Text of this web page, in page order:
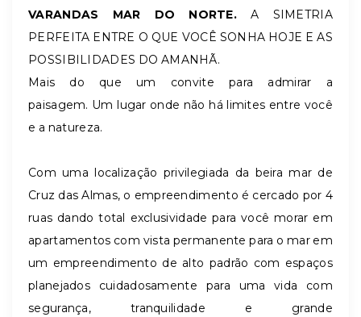
VARANDAS MAR DO NORTE. A SIMETRIA
PERFEITA ENTRE O QUE VOCÊ SONHA HOJE E AS
POSSIBILIDADES DO AMANHÃ.
Mais do que um convite para admirar a
paisagem. Um lugar onde não há limites entre você
e a natureza.
Com uma localização privilegiada da beira mar de
Cruz das Almas, o empreendimento é cercado por 4
ruas dando total exclusividade para você morar em
apartamentos com vista permanente para o mar em
um empreendimento de alto padrão com espaços
planejados cuidadosamente para uma vida com
segurança, tranquilidade e grande